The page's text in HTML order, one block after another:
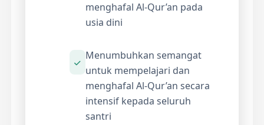
menghafal Al-Qur’an pada
usia dini
Menumbuhkan semangat
untuk mempelajari dan
menghafal Al-Qur’an secara
intensif kepada seluruh
santri